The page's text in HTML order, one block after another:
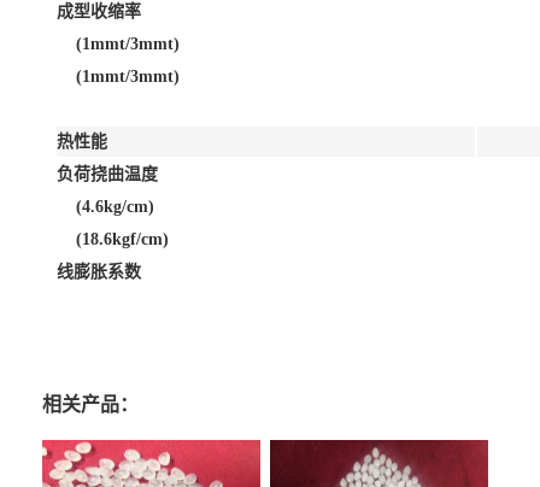
成型收缩率
(1mmt/3mmt)
(1mmt/3mmt)
热性能
负荷挠曲温度
(4.6kg/cm)
(18.6kgf/cm)
线膨胀系数
相关产品：